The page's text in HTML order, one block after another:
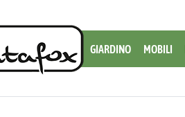
GIARDINO MOBILI